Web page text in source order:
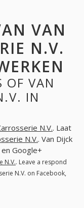
VAN
N.V.
OF VAN
IN
N.V.. Laat
N.V.. Van Dijck
Google+
N.V.. Leave a respond
N.V. on Facebook,